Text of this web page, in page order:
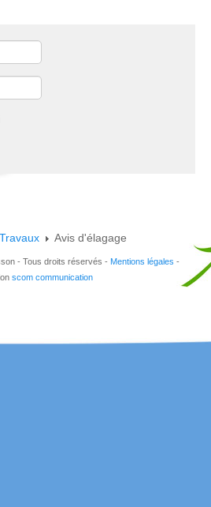
Travaux Avis d'élagage
- Tous droits réservés - Mentions légales -
scom communication